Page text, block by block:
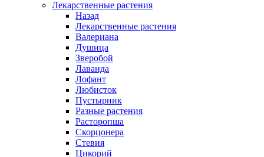
Лекарственные растения
Назад
Лекарственные растения
Валериана
Душица
Зверобой
Лаванда
Лофант
Любисток
Пустырник
Разные растения
Расторопша
Скорцонера
Стевия
Цикорий